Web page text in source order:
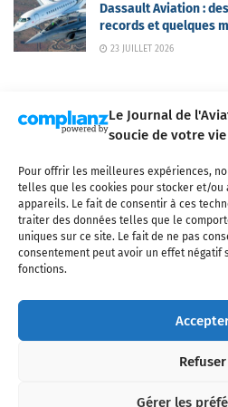
Le Journal de
soucie de votre
Pour offrir les meilleures expériences,
telles que les cookies pour stocker et/ou
appareils. Le fait de consentir à ces
traiter des données telles que le
uniques sur ce site. Le fait de ne pas
consentement peut avoir un effet
fonctions.
Refuser
Gérer les
Dassault Aviation :
records et quelques
23 JUILLET 2026
Qui sommes-nous ? Nous
Mentions légales
CGV Politique
l'industrie aéronautique, l'aviation
civils, l'aéronautique de défense et
interdite sans autorisation écrite